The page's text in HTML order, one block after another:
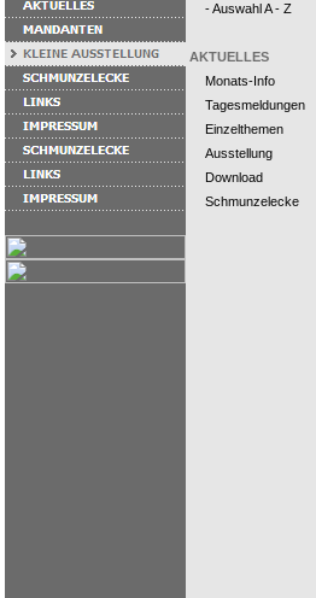
- Auswahl A - Z
AKTUELLES
Monats-Info
Tagesmeldungen
Einzelthemen
Ausstellung
Download
Schmunzelecke